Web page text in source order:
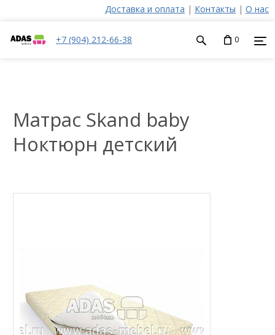
Доставка и оплата | Контакты | О нас
+7 (904) 212-66-38 0
Матрас Skand baby
Ноктюрн детский